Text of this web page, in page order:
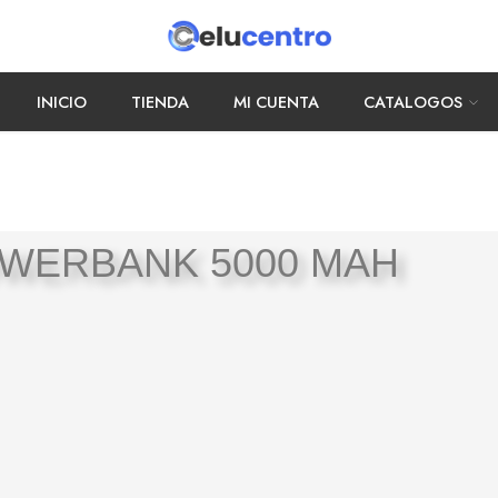
INICIO TIENDA MI CUENTA CATALOGOS
5000 MAH